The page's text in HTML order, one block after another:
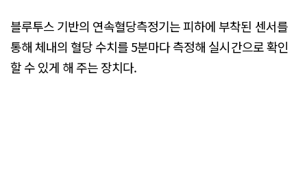
블루투스 기반의 연속혈당측정기는 피하에 부착된 센서를
통해 체내의 혈당 수치를 5분마다 측정해 실시간으로 확인
할 수 있게 해 주는 장치다.